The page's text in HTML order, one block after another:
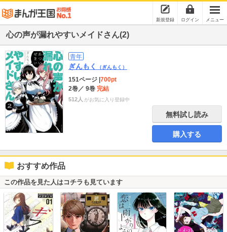
新規登録 ログイン メニュー
心の声が漏れやすいメイドさん(2)
青年
ぎんもく （ぎんもく）
151ページ 700pt
2巻／ 9巻 完結
512人 がお気に入り登録中
無料試し読み
購入する
おすすめ作品
この作品を見た人はコチラも見ています